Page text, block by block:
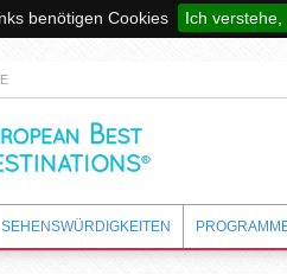
benötigen Cookies
Ich verstehe,
SEHENSWÜRDIGKEITEN